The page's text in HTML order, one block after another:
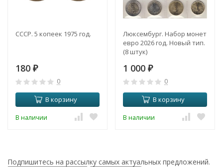
СССР. 5 копеек 1975 год.
180 ₽
0
В корзину
В наличии
Люксембург. Набор монет
евро 2026 год. Новый тип.
(8 штук)
1 000 ₽
0
В корзину
В наличии
Подпишитесь на рассылку самых актуальных предложений.